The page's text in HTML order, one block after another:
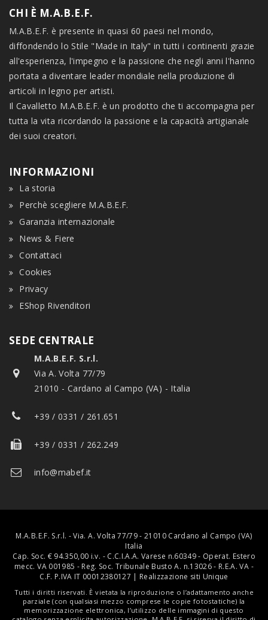
CHI È M.A.B.E.F.
M.A.B.E.F. è presente in quasi 60 paesi nel mondo,
diffondendo lo Stile "Made in Italy" in tutti i continenti grazie
all'esperienza, l'impegno e la passione che negli anni l'hanno
portata a diventare leader mondiale nella produzione di
articoli in legno per artisti.
Il Cavalletto M.A.B.E.F. è un prodotto che ti accompagna per
tutta la vita ricordando la passione e la capacità artigianale
dei suoi creatori.
INFORMAZIONI
La storia
Perchè scegliere M.A.B.E.F.
Garanzia internazionale
News & Fiere
Contattaci
Cookies
Privacy
EShop Rivenditori
SEDE CENTRALE
M.A.B.E.F. S.r.l.
Via A. Volta 77/79
21010 - Cardano al Campo (VA) - Italia
+39 / 0331 / 261.651
+39 / 0331 / 262.249
info@mabef.it
M.A.B.E.F. S.r.l. - Via. A. Volta 77/79 - 21010 Cardano al Campo (VA)
Italia
Cap. Soc. € 94.350,00 i.v. - C.C.I.A.A. Varese n.60349 - Operat. Estero
mecc. VA 001985 - Reg. Soc. Tribunale Busto A. n.13026 - R.E.A. VA -
C.F. P.IVA IT 00012380127 | Realizzazione siti Unique
Tutti i diritti riservati. È vietata la riproduzione o l’adattamento anche
parziale (con qualsiasi mezzo comprese le copie fotostatiche) la
memorizzazione elettronica, l’utilizzo delle immagini di questo